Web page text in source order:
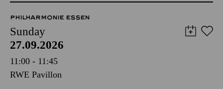
PHILHARMONIE ESSEN
Sunday
27.09.2026
11:00 - 11:45
RWE Pavillon